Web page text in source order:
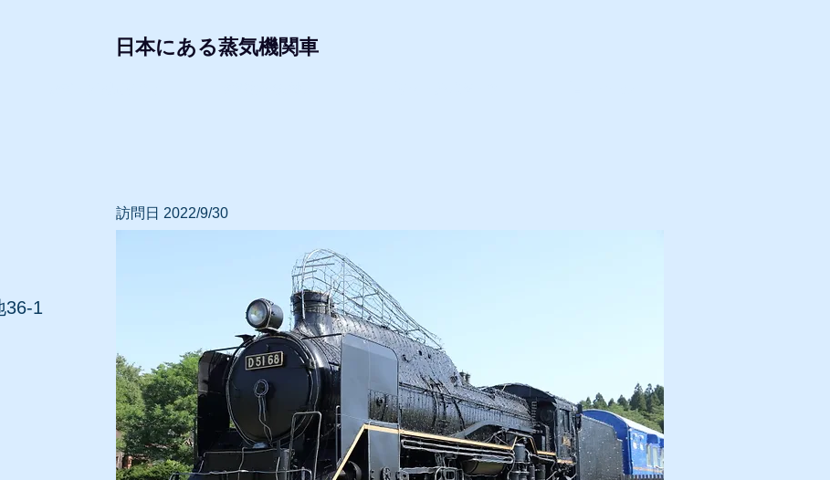
日本にある蒸気機関車
36-1
訪問日 2022/9/30